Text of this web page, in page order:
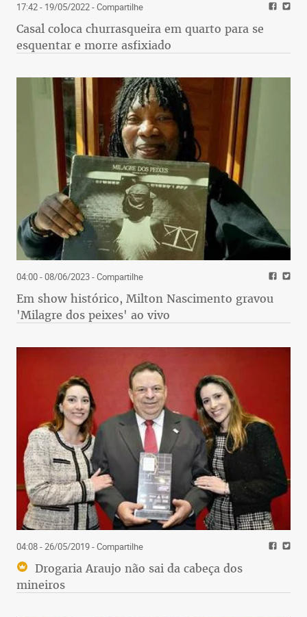
17:42 - 19/05/2022- Compartilhe
Casal coloca churrasqueira em quarto para se
esquentar e morre asfixiado
04:00 - 08/06/2023- Compartilhe
Em show histórico, Milton Nascimento gravou
'Milagre dos peixes' ao vivo
04:08 - 26/05/2019- Compartilhe
Drogaria Araujo não sai da cabeça dos
mineiros